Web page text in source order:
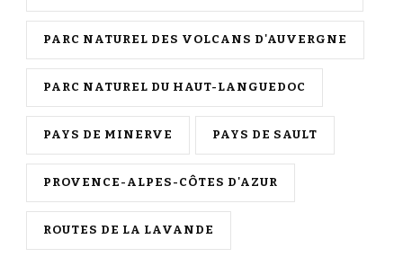
PARC NATUREL DES VOLCANS D'AUVERGNE
PARC NATUREL DU HAUT-LANGUEDOC
PAYS DE MINERVE PAYS DE SAULT
PROVENCE-ALPES-CÔTES D'AZUR
ROUTES DE LA LAVANDE